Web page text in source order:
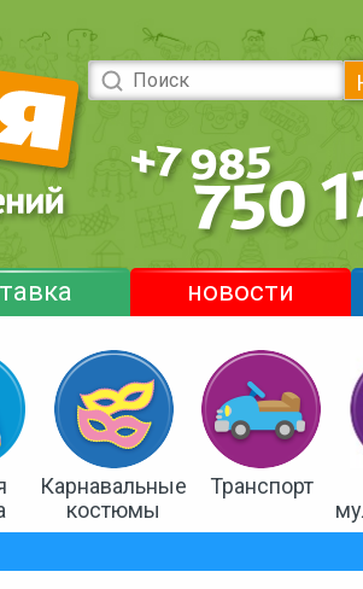
новости
Карнавальные
костюмы
Транспорт